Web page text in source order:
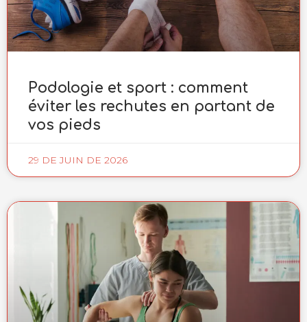
Podologie et sport : comment
éviter les rechutes en partant de
vos pieds
29 DE JUIN DE 2026